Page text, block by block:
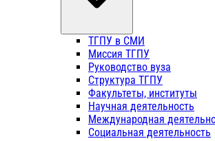
ТГПУ в СМИ
Миссия ТГПУ
Руководство вуза
Структура ТГПУ
Факультеты, институты
Научная деятельность
Международная
Социальная деятельность